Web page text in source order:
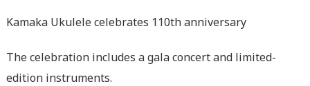
Kamaka Ukulele celebrates 110th anniversary
The celebration includes a gala concert and limited-
edition instruments.